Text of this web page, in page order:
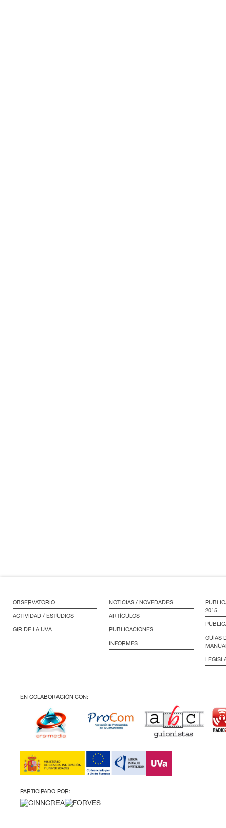
OBSERVATORIO
ACTIVIDAD / ESTUDIOS
GIR DE LA UVA
NOTICIAS / NOVEDADES
ARTÍCULOS
PUBLICACIONES
INFORMES
2015
GUÍAS
EN COLABORACIÓN CON:
PARTICIPADO POR: